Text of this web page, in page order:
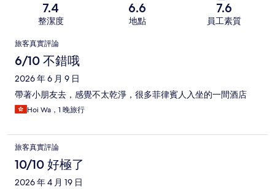
7.4
整潔度
6.6
地點
7.6
員工素質
評
論
旅客真實評論
6/10 不錯哦
2026 年 6 月 9 日
帶著小朋友去，感覺不太乾淨，很多菲律賓人入坐的一間酒店
Hoi Wa，1 晚旅行
旅客真實評論
10/10 好極了
2026 年 4 月 19 日